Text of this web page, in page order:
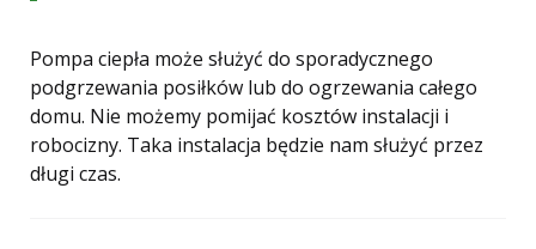
Pompa ciepła może służyć do sporadycznego
podgrzewania posiłków lub do ogrzewania całego
domu. Nie możemy pomijać kosztów instalacji i
robocizny. Taka instalacja będzie nam służyć przez
długi czas.